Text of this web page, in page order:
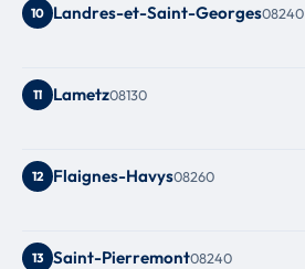
10 Landres-et-Saint-Georges08240
11 Lametz08130
12 Flaignes-Havys08260
13 Saint-Pierremont08240